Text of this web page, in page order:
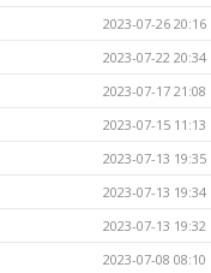
2023-07-26 20:16
2023-07-22 20:34
2023-07-17 21:08
2023-07-15 11:13
2023-07-13 19:35
2023-07-13 19:34
2023-07-13 19:32
2023-07-08 08:10